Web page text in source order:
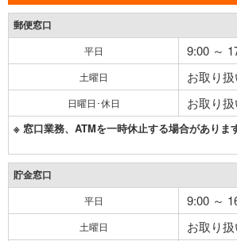
郵便窓口
平日 9:00 ～
土曜日 お取り
日曜日･休日 お取り
※ 窓口業務、ATMを一時休止する場合がありま
貯金窓口
平日 9:00 ～
土曜日 お取り